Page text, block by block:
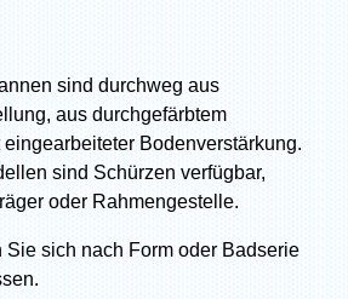
sind durchweg aus
aus durchgefärbtem
Bodenverstärkung.
sind Schürzen verfügbar,
oder Rahmengestelle.
Sie sich nach Form oder Badserie